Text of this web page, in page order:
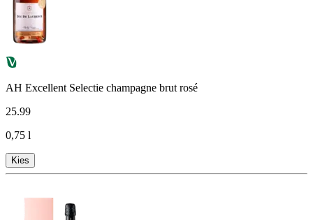
AH Excellent Selectie champagne brut rosé
25.99
0,75 l
Kies